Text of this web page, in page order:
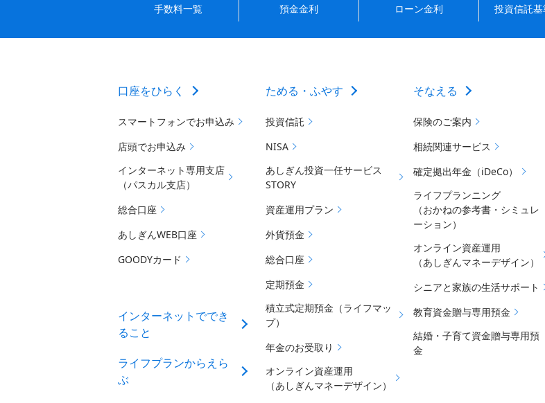
手数料一覧 預金金利 ローン金利 投資信託
口座をひらく
スマートフォンでお申込み
店頭でお申込み
インターネット専用支店
（パスカル支店）
総合口座
あしぎんWEB口座
GOODYカード
インターネットででき
ること
ライフプランからえら
ぶ
ためる・ふやす
投資信託
NISA
あしぎん投資一任サービス
STORY
資産運用プラン
外貨預金
総合口座
定期預金
積立式定期預金（ライフマッ
プ）
年金のお受取り
オンライン資産運用
（あしぎんマネーデザイン）
そなえる
保険のご案内
相続関連サービス
確定拠出年金（iDeCo）
ライフプランニング
（おかねの参考書・シミュレ
ーション）
オンライン資産運用
（あしぎんマネーデザイン）
シニアと家族の生活サポート
教育資金贈与専用預金
結婚・子育て資金贈与専用預
金